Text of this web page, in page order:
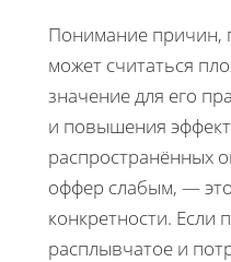
Понимание причин,
может считаться
значение для его
и повышения
распространённых
оффер слабым, —
конкретности. Если
расплывчатое и